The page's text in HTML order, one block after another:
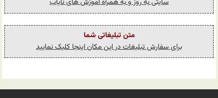
سایتی به روز و به همراه آموزش های نایاب
متن تبلیغاتی شما
برای سفارش تبلیغات در این مکان اینجا کلیک نمایید